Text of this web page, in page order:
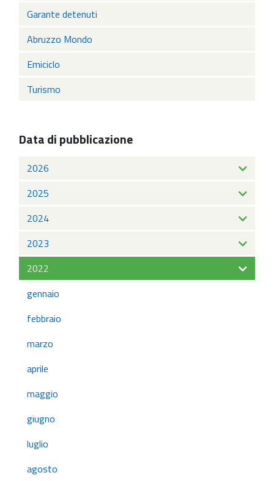
Garante detenuti
Abruzzo Mondo
Emiciclo
Turismo
Data di pubblicazione
2026
2025
2024
2023
2022
gennaio
febbraio
marzo
aprile
maggio
giugno
luglio
agosto